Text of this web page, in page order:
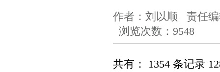
作者：刘以顺 责任
浏览次数：9548
共有： 1354 条记录